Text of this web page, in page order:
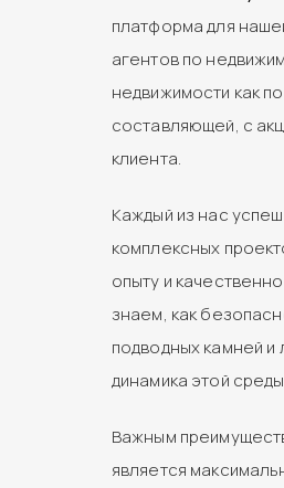
платформа для
агентов по
недвижимости как
составляющей, с
клиента.
Каждый из нас
комплексных
опыту и
знаем, как
подводных камней
динамика этой
Важным
является